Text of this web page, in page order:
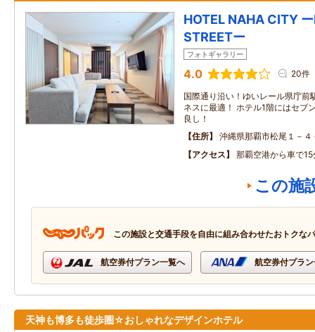
HOTEL NAHA CITY
STREETー
フォトギャラリー
4.0 20件
国際通り沿い！ゆいレール県庁前
ネスに最適！ ホテル1階にはセブ
良し！
住所
沖縄県那覇市松尾１－４
アクセス
那覇空港から車で15
この施
この施設と交通手段を自由に組み合わせたおトクな
航空券付プラン一覧へ 航空券付プラ
天神も博多も徒歩圏☆おしゃれなデザインホテル